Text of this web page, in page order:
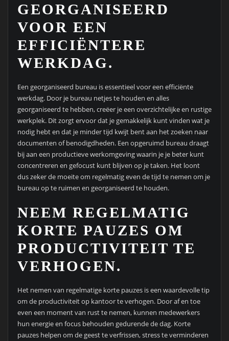
GEORGANISEERD
VOOR EEN
EFFICIËNTERE
WERKDAG.
Een georganiseerd bureau is essentieel voor een efficiënte
werkdag. Door je bureau netjes te houden en alles
georganiseerd te hebben, creëer je een overzichtelijke en rustige
werkplek. Dit zorgt ervoor dat je gemakkelijk kunt vinden wat je
nodig hebt en dat je minder tijd kwijt bent aan het zoeken naar
documenten of benodigdheden. Een opgeruimd bureau draagt
bij aan een productieve werkomgeving waarin je je beter kunt
concentreren en gefocust kunt blijven op je taken. Het loont
dus zeker de moeite om regelmatig even de tijd te nemen om je
bureau op te ruimen en georganiseerd te houden.
NEEM REGELMATIG
KORTE PAUZES OM
PRODUCTIVITEIT TE
VERHOGEN.
Het nemen van regelmatige korte pauzes is een waardevolle tip
om de productiviteit op kantoor te verhogen. Door af en toe
even een moment van rust te nemen, kunnen medewerkers
hun energie en focus behouden gedurende de dag. Korte
pauzes helpen om de geest te verfrissen, stress te verminderen